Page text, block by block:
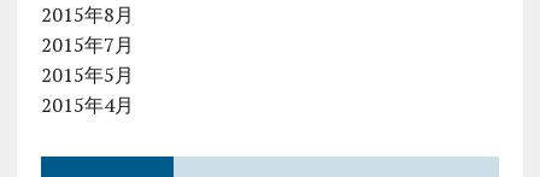
2015年8月
2015年7月
2015年5月
2015年4月